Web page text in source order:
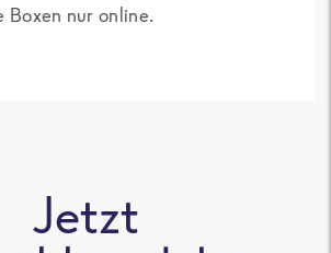
Boxen nur online.
Jetzt